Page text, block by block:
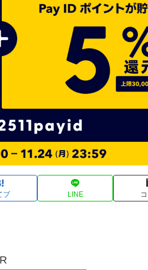
ブ LINE